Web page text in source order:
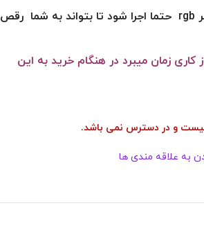
این نوع سنگ نورانی باید همراه کنترلر rgb حتما اجرا شود تا بتواند به شما رقص
این محصول بین 4 تا 5 روز کاری زمان میبرد در هنگام خرید به این
نیست و در دسترس نمی باشد.
به علاقه مندی ها